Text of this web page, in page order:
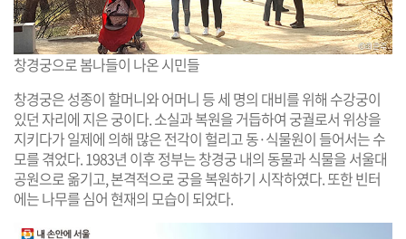
창경궁으로 봄나들이 나온 시민들
창경궁은 성종이 할머니와 어머니 등 세 명의 대비를 위해 수강궁이
있던 자리에 지은 궁이다. 소실과 복원을 거듭하여 궁궐로서 위상을
지키다가 일제에 의해 많은 전각이 헐리고 동·식물원이 들어서는 수
모를 겪었다. 1983년 이후 정부는 창경궁 내의 동물과 식물을 서울대
공원으로 옮기고, 본격적으로 궁을 복원하기 시작하였다. 또한 빈터
에는 나무를 심어 현재의 모습이 되었다.